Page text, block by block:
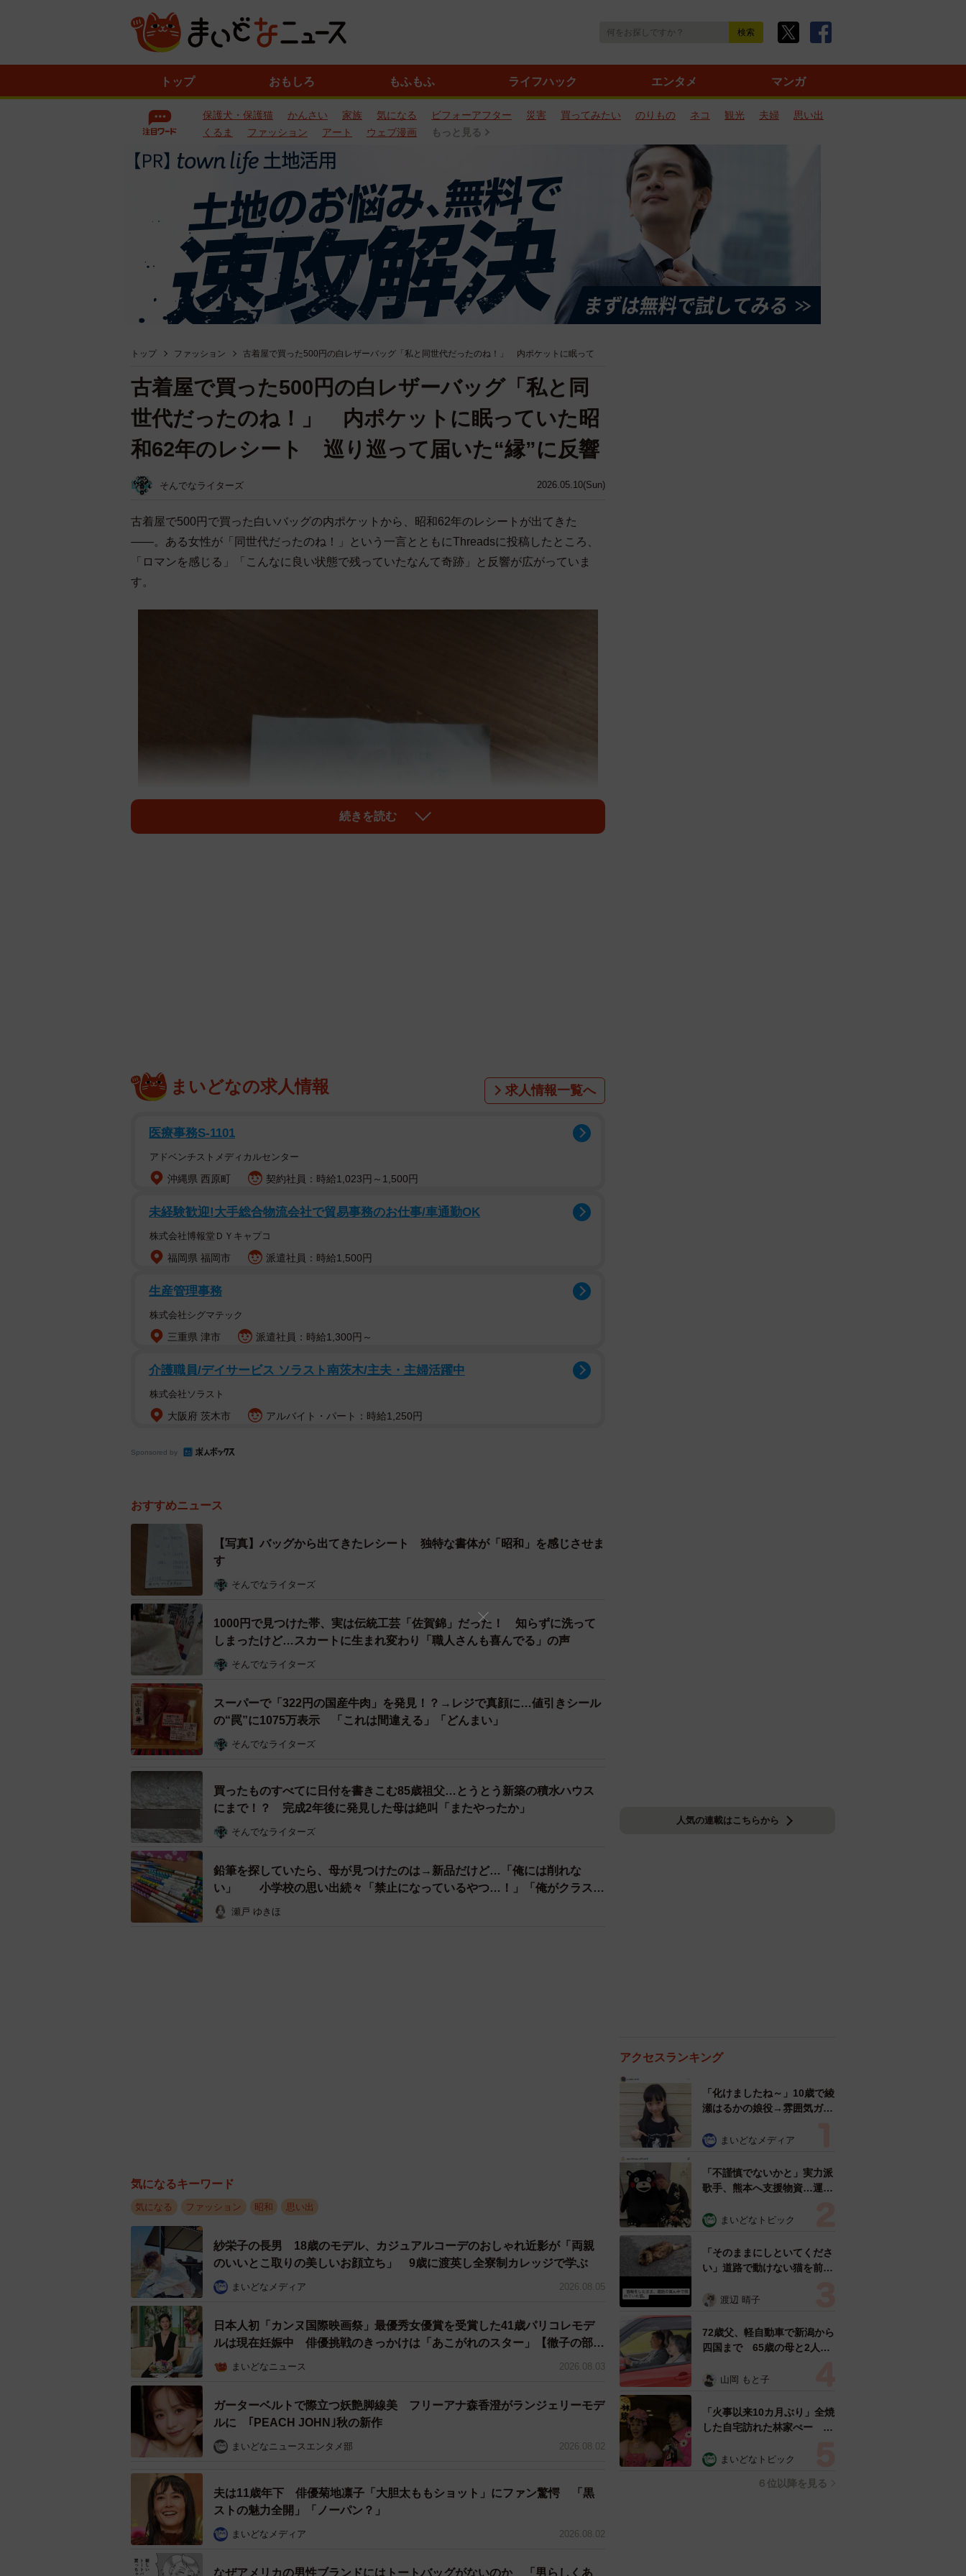
トップ おもしろ もふもふ ライフハック エンタメ マンガ
保護犬・保護猫 かんさい 家族 気になる ビフォーアフター 災害 買ってみたい のりもの ネコ 観光 夫婦
思い出
くるま
ファッション アート ウェブ漫画 もっと見る
トップ ファッション 古着屋で買った500円の白レザーバッグ「私と同世代だったのね！」 内ポケットに眠って
2026.05.10(Sun)
古着屋で買った500円の白レザーバッグ「私と同
世代だったのね！」 内ポケットに眠っていた昭
和62年のレシート 巡り巡って届いた“縁”に反響
そんでなライターズ
古着屋で500円で買った白いバッグの内ポケットから、昭和62年のレシートが出てきた
――。ある女性が「同世代だったのね！」という一言とともにThreadsに投稿したところ、
「ロマンを感じる」「こんなに良い状態で残っていたなんて奇跡」と反響が広がっていま
す。
1/5
500円のレトロバッグに入っていたのは…昭和62年のレシート 「同世代だ！」／山かなさん
投稿したのは、趣味のハンドメイド品やヴィンテージ品について発信している、山かなさん
（@yamanakakana）。山かなさんがバッグを見つけた時の第一印象は、「レトロでかわい
い！」というものでした。デザインが好みだったうえ、状態も良く、価格は500円。さらに
安っぽい合皮ではなく、昔の良質な本革らしい雰囲気もあり、総合的に見て「買い」だと感
じたそうです。
レシートは、購入後すぐに見つかりました。眠っていた場所はバッグの内ポケット。しか
も、長い年月が経っているにもかかわらず、紙の状態も良好でした。山かなさんは、前の持
り混じったと振り返ります。
レシートには今とは違う独特の書体で印字されており、手書きで「白くつ」と書き足されて
もいました。バッグの後に靴も買い足したのかもしれない――そんな前の持ち主の姿が浮か
んだのだとか。価格は1万3000円。当時としても大切に選ばれた品だったことが伝わってき
たといいます。
古着屋で見つけた500円の白いバッグ。質も良く保管状態も良好／山かなさん（@yamanakakana）提供
バッグの内側にはシールが残っており、そこに書かれたマークはレシートのものと一致して
いました。その後、Threadsのコメント欄で寄せられた情報を手がかりに調べてみたとこ
ろ、どうやらその店は当時から現在も続いているらしいことが分かったといいます。現在は
一般向けの店舗販売を終え、学校関連品の販売や修理を中心とする事務所として運営されて
いるそう。子どもの頃から買い物などでよく行っていた街のお店だったことも分かり、親近
感がいっそう強まったと話します。
続きを読む
まいどなの求人情報 求人情報一覧へ
医療事務S-1101
アドベンチストメディカルセンター
沖縄県 西原町 契約社員：時給1,023円～1,500円
未経験歓迎!大手総合物流会社で貿易事務のお仕事/車通勤OK
株式会社博報堂ＤＹキャプコ
福岡県 福岡市 派遣社員：時給1,500円
生産管理事務
株式会社シグマテック
三重県 津市 派遣社員：時給1,300円～
介護職員/デイサービス ソラスト南茨木/主夫・主婦活躍中
株式会社ソラスト
大阪府 茨木市 アルバイト・パート：時給1,250円
Sponsored by
おすすめニュース
【写真】バッグから出てきたレシート 独特な書体が「昭和」を感じさせま
す
そんでなライターズ
1000円で見つけた帯、実は伝統工芸「佐賀錦」だった！ 知らずに洗って
しまったけど…スカートに生まれ変わり「職人さんも喜んでる」の声
そんでなライターズ
スーパーで「322円の国産牛肉」を発見！？→レジで真顔に…値引きシール
の“罠”に1075万表示 「これは間違える」「どんまい」
そんでなライターズ
買ったものすべてに日付を書きこむ85歳祖父…とうとう新築の積水ハウス
にまで！？ 完成2年後に発見した母は絶叫「またやったか」
そんでなライターズ
鉛筆を探していたら、母が見つけたのは→新品だけど…「俺には削れな
い」 小学校の思い出続々「禁止になっているやつ…！」「俺がクラスで
流行らせた」
瀬戸 ゆきほ
気になるキーワード
気になる ファッション 昭和 思い出
紗栄子の長男 18歳のモデル、カジュアルコーデのおしゃれ近影が「両親
のいいとこ取りの美しいお顔立ち」 9歳に渡英し全寮制カレッジで学ぶ
まいどなメディア 2026.08.05
日本人初「カンヌ国際映画祭」最優秀女優賞を受賞した41歳パリコレモデ
ルは現在妊娠中 俳優挑戦のきっかけは「あこがれのスター」【徹子の部
屋】
まいどなニュース 2026.08.03
ガーターベルトで際立つ妖艶脚線美 フリーアナ森香澄がランジェリーモデ
ルに ｢PEACH JOHN｣秋の新作
まいどなニュースエンタメ部 2026.08.02
夫は11歳年下 俳優菊地凛子「大胆太ももショット」にファン驚愕 「黒
ストの魅力全開」「ノーパン？」
まいどなメディア 2026.08.02
なぜアメリカの男性ブランドにはトートバッグがないのか 「男らしくあ
人気の連載はこちらから
アクセスランキング
「化けましたね～」10歳で綾
瀬はるかの娘役→雰囲気ガラ
雰囲気が」「宝塚に入れそ
まいどなメディア
「不謹慎でないかと」実力派
歌手、熊本へ支援物資…運搬
めらい 「痛いほど伝わる」
まいどなトピック
「そのままにしといてくださ
い」道路で動けない猫を前に
ようとした4日間 「命の重
表の訴え
渡辺 晴子
72歳父、軽自動車で新潟から
四国まで 65歳の母と2人で
憩まで分刻み… 「大学生で
山岡 もと子
「火事以来10カ月ぶり」全焼
した自宅訪れた林家ぺー 内
ン状態の部屋に呆然
まいどなトピック
６位以降を見る